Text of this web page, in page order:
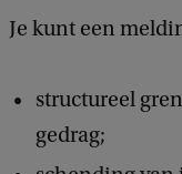
Je kunt een
structureel
gedrag;